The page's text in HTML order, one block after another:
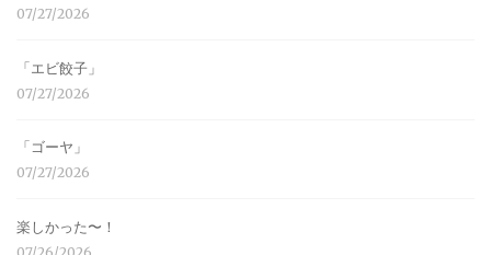
07/27/2026
「エビ餃子」
07/27/2026
「ゴーヤ」
07/27/2026
楽しかった〜！